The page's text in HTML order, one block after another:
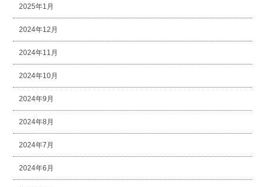
2025年1月
2024年12月
2024年11月
2024年10月
2024年9月
2024年8月
2024年7月
2024年6月